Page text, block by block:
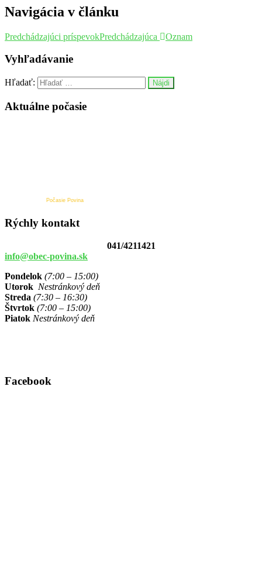
Navigácia v článku
Predchádzajúci príspevokPredchádzajúca Oznam
Vyhľadávanie
Hľadať:
Aktuálne počasie
Počasie Povina
Rýchly kontakt
041/4211421
info@obec-povina.sk
Pondelok (7:00 – 15:00)
Utorok Nestránkový deň
Streda (7:30 – 16:30)
Štvrtok (7:00 – 15:00)
Piatok Nestránkový deň
Facebook